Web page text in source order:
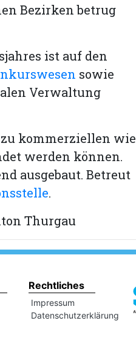
Bezirken betrug
ist auf den
sowie
Verwaltung
zu kommerziellen wie
werden können.
ausgebaut. Betreut
.
Thurgau
Rechtliches
Impressum
Datenschutzerklärung